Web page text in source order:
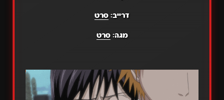
דרייב:סרט
מגה:סרט